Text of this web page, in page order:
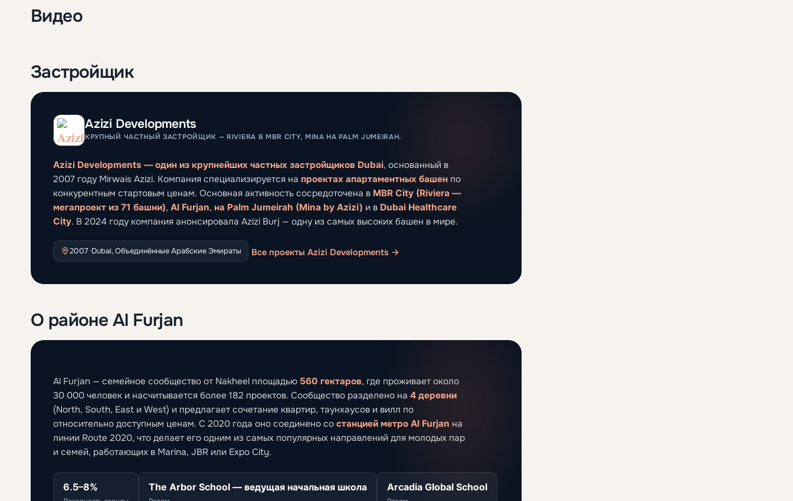
Видео
Застройщик
Azizi Developments
КРУПНЫЙ ЧАСТНЫЙ ЗАСТРОЙЩИК — RIVIERA В MBR CITY, MINA НА PALM JUMEIRAH.
Azizi Developments — один из крупнейших частных застройщиков Dubai, основанный в
2007 году Mirwais Azizi. Компания специализируется на проектах апартаментных башен по
конкурентным стартовым ценам. Основная активность сосредоточена в MBR City (Riviera —
мегапроект из 71 башни), Al Furjan, на Palm Jumeirah (Mina by Azizi) и в Dubai Healthcare
City. В 2024 году компания анонсировала Azizi Burj — одну из самых высоких башен в мире.
2007 ·Dubai, Объединённые Арабские Эмираты Все проекты Azizi Developments →
О районе Al Furjan
Al Furjan — семейное сообщество от Nakheel площадью 560 гектаров, где проживает около
30 000 человек и насчитывается более 182 проектов. Сообщество разделено на 4 деревни
(North, South, East и West) и предлагает сочетание квартир, таунхаусов и вилл по
относительно доступным ценам. С 2020 года оно соединено со станцией метро Al Furjan на
линии Route 2020, что делает его одним из самых популярных направлений для молодых пар
и семей, работающих в Marina, JBR или Expo City.
6.5–8% The Arbor School — ведущая начальная школа Arcadia Global School